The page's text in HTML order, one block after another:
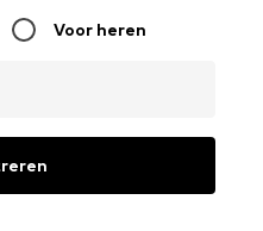
Voor heren